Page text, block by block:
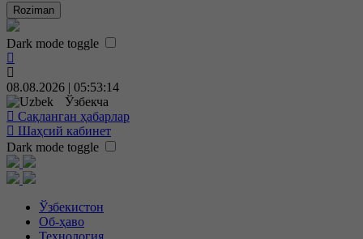
Roziman
Dark mode toggle
08.08.2026 | 05:53:15
Ўзбекча
Сақланган ҳабарлар
Шаҳсий кабинет
Dark mode toggle
Ўзбекистон
Об-ҳаво
Технология